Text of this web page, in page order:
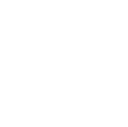
直播。